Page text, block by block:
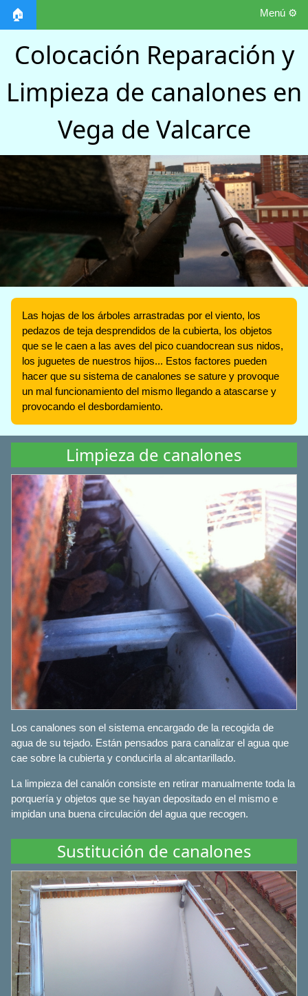
🏠 Menú ⚙️
Colocación Reparación y
Limpieza de canalones en
Vega de Valcarce
Las hojas de los árboles arrastradas por el viento, los
pedazos de teja desprendidos de la cubierta, los objetos
que se le caen a las aves del pico cuandocrean sus nidos,
los juguetes de nuestros hijos... Estos factores pueden
hacer que su sistema de canalones se sature y provoque
un mal funcionamiento del mismo llegando a atascarse y
provocando el desbordamiento.
Limpieza de canalones
Los canalones son el sistema encargado de la recogida de
agua de su tejado. Están pensados para canalizar el agua que
cae sobre la cubierta y conducirla al alcantarillado.
La limpieza del canalón consiste en retirar manualmente toda la
porquería y objetos que se hayan depositado en el mismo e
impidan una buena circulación del agua que recogen.
Sustitución de canalones